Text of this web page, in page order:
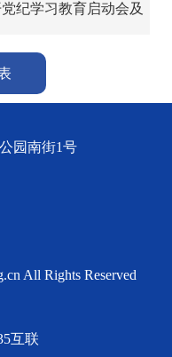
纪学习教育启动会及
园南街1号
All Rights Reserved
互联